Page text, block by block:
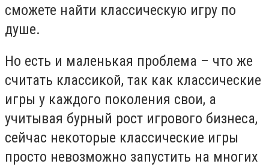
сможете найти классическую игру по
душе.
Но есть и маленькая проблема – что же
считать классикой, так как классические
игры у каждого поколения свои, а
учитывая бурный рост игрового бизнеса,
сейчас некоторые классические игры
просто невозможно запустить на многих